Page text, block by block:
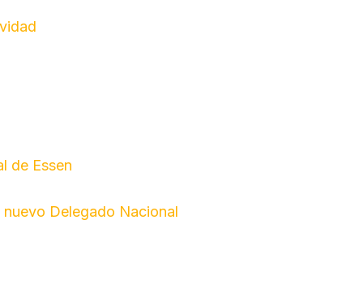
de Essen
Delegado Nacional